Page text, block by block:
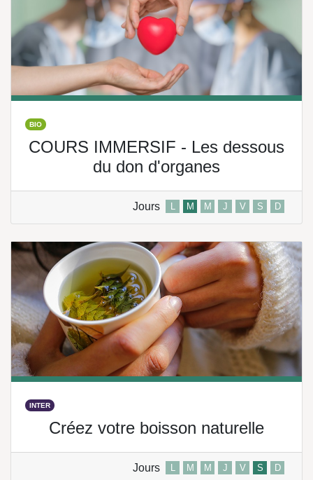
BIO
COURS IMMERSIF - Les dessous
du don d'organes
Jours L M M J V S D
INTER
Créez votre boisson naturelle
Jours L M M J V S D